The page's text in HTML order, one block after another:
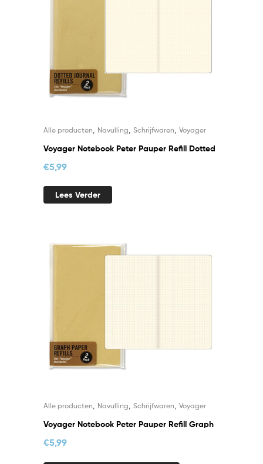
Alle producten Navulling Schrijfwaren Voyager
Voyager Notebook Peter Pauper Refill Dotted
€5,99
Lees Verder
Alle producten Navulling Schrijfwaren Voyager
Voyager Notebook Peter Pauper Refill Graph
€5,99